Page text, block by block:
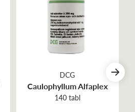
DCG
Caulophyllum Alfaplex
140 tabl